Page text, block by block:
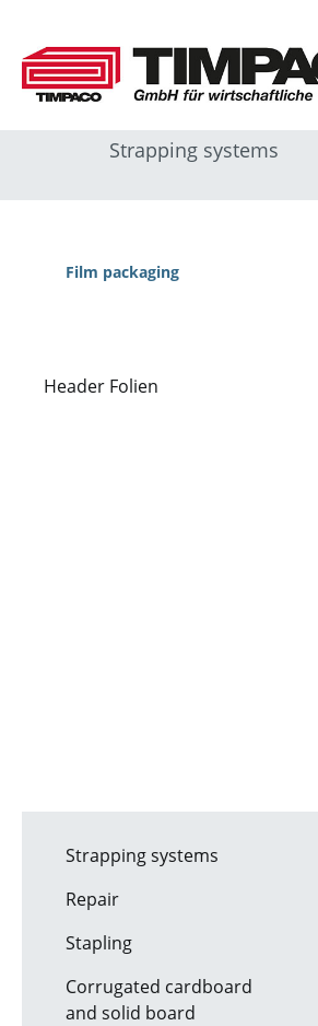
Strapping systems
Film packaging
Strapping systems
Repair
Stapling
Corrugated cardboard
and solid board